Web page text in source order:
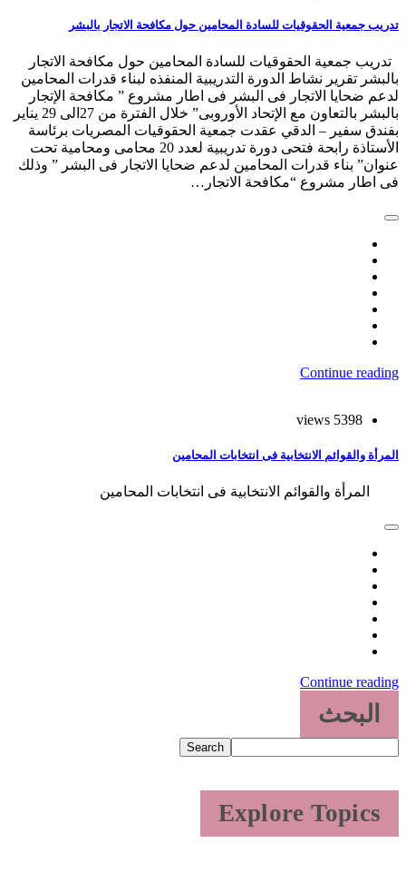
تدريب جمعية الحقوقيات للسادة المحامين حول مكافحة الاتجار بالبشر
تدريب جمعية الحقوقيات للسادة المحامين حول مكافحة الاتجار
بالبشر تقرير نشاط الدورة التدريبية المنفذه لبناء قدرات المحامين
لدعم ضحايا الاتجار فى البشر فى اطار مشروع ” مكافحة الإتجار
بالبشر بالتعاون مع الإتحاد الأوروبى” خلال الفترة من 27الى 29 يناير
بفندق سفير – الدقي عقدت جمعية الحقوقيات المصريات برئاسة
الأستاذة رابحة فتحى دورة تدريبية لعدد 20 محامى ومحامية تحت
عنوان” بناء قدرات المحامين لدعم ضحايا الاتجار فى البشر ” وذلك
فى اطار مشروع “مكافحة الاتجار…
Continue reading
5398 views
المرأة والقوائم الانتخابية فى انتخابات المحامين
المرأة والقوائم الانتخابية فى انتخابات المحامين
Continue reading
البحث
Search
Explore Topics